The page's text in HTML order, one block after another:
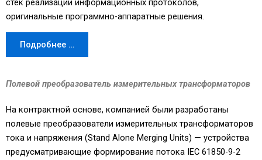
стек реализации информационных протоколов,
оригинальные программно-аппаратные решения.
Подробнее …
Полевой преобразователь измерительных трансформаторов
На контрактной основе, компанией были разработаны
полевые преобразователи измерительных трансформаторов
тока и напряжения (Stand Alone Merging Units) — устройства
предусматривающие формирование потока IEC 61850-9-2